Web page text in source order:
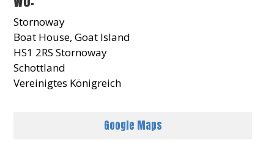
Stornoway
Boat House, Goat Island
HS1 2RS Stornoway
Schottland
Vereinigtes Königreich
Google Maps